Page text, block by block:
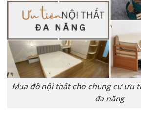
Mua đồ nội thất cho chung cư ưu
đa năng